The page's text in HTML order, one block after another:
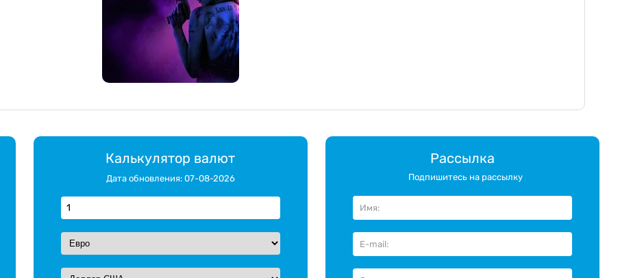
Калькулятор валют
Дата обновления: 07-08-2026
Рассылка
Подпишитесь на рассылку